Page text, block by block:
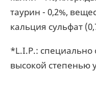
таурин - 0,2%,
кальция сульфат
*L.I.P.: специально
высокой степенью